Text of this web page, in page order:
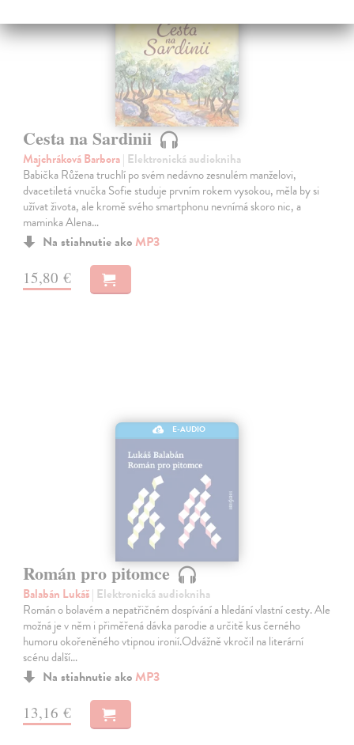
Cesta na Sardinii
Majchráková Barbora| Elektronická audiokniha
Babička Růžena truchlí po svém nedávno zesnulém manželovi,
dvacetiletá vnučka Sofie studuje prvním rokem vysokou, měla by si
užívat života, ale kromě svého smartphonu nevnímá skoro nic, a
maminka Alena…
Na stiahnutie ako MP3
15,80 €
E-AUDIO
Román pro pitomce
Balabán Lukáš| Elektronická audiokniha
Román o bolavém a nepatřičném dospívání a hledání vlastní cesty. Ale
možná je v něm i přiměřená dávka parodie a určitě kus černého
humoru okořeněného vtipnou ironií.Odvážně vkročil na literární
scénu další…
Na stiahnutie ako MP3
13,16 €